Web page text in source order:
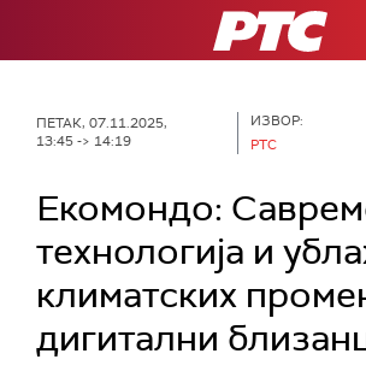
РТС
ПЕТАК, 07.11.2025,
13:45 -> 14:19
ИЗВОР:
РТС
Екомондо:
технологија и
климатских
дигитални